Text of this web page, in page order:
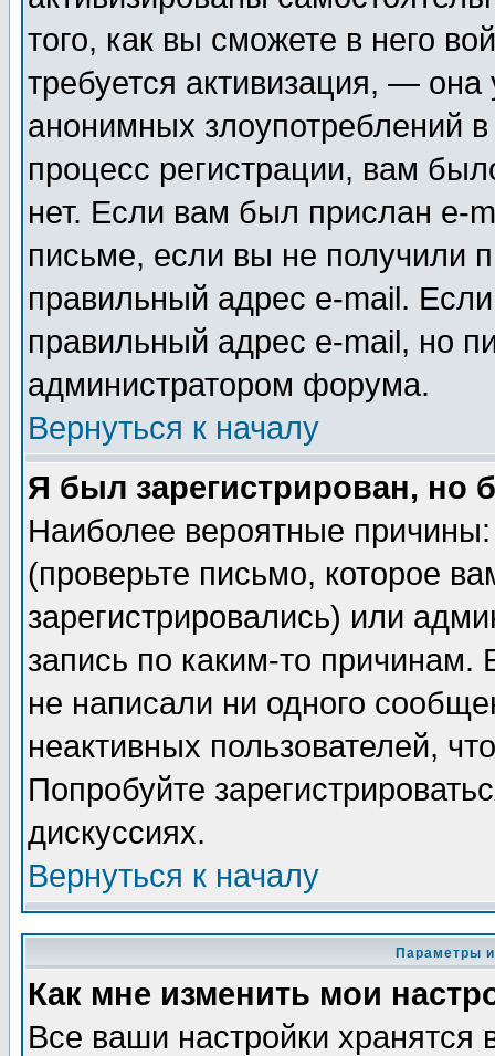
того, как вы сможете в него
требуется активизация, —
анонимных злоупотреблений
процесс регистрации, вам
нет. Если вам был прислан e-
письме, если вы не получили
правильный адрес e-mail.
правильный адрес e-mail, но
администратором форума.
Вернуться к началу
Я был зарегистрирован, но
Наиболее вероятные
(проверьте письмо, которое
зарегистрировались) или
запись по каким-то
не написали ни одного
неактивных пользователей,
Попробуйте
дискуссиях.
Вернуться к началу
Параметры
Как мне изменить мои
Все ваши настройки